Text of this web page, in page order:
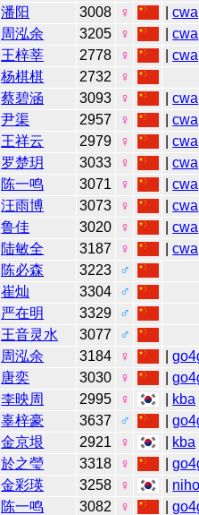
潘阳 3008 ♀ |cwa
周泓余 3205 ♀ |cwa
王梓莘 2778 ♀ |cwa
杨棋棋 2732
♀
蔡碧涵 3093 ♀ |cwa
尹渠 2957 ♀ |cwa
王祥云 2979 ♀ |cwa
罗楚玥 3033 ♀ |cwa
陈一鸣 3071 ♀ |cwa
汪雨博 3073 ♀ |cwa
鲁佳 3020 ♀ |cwa
陆敏全 3187 ♀ |cwa
陈必森 3223
♂
崔灿 3304
♂
严在明 3329
♂
王音灵水 3077
♂
周泓余 3184 ♀ |
唐奕 3030 ♀ |
李映周 2995 ♀ kba
辜梓豪 3637 ♂ |
金京垠 2921 ♀ kba
於之瑩 3318 ♀ |
金彩瑛 3258 ♀
陈一鸣 3082 ♀ |